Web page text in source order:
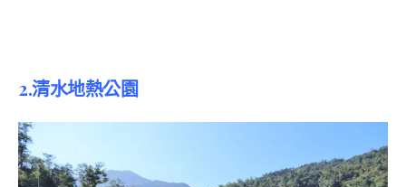
2.清水地熱公園